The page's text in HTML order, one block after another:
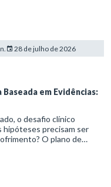
28 de julho de 2026
em Evidências:
o desafio clínico
hipóteses precisam ser
O plano de